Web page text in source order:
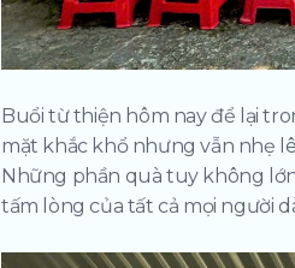
Buổi từ thiện hôm nay để lại
mặt khắc khổ nhưng vẫn nhẹ
Những phần quà tuy không
tấm lòng của tất cả mọi người